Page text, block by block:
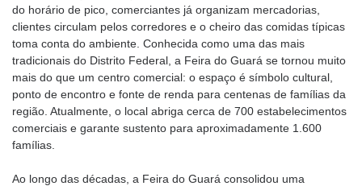
do horário de pico, comerciantes já organizam mercadorias,
clientes circulam pelos corredores e o cheiro das comidas típicas
toma conta do ambiente. Conhecida como uma das mais
tradicionais do Distrito Federal, a Feira do Guará se tornou muito
mais do que um centro comercial: o espaço é símbolo cultural,
ponto de encontro e fonte de renda para centenas de famílias da
região. Atualmente, o local abriga cerca de 700 estabelecimentos
comerciais e garante sustento para aproximadamente 1.600
famílias.
Ao longo das décadas, a Feira do Guará consolidou uma